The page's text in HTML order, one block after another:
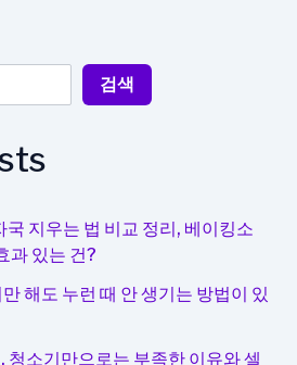
검색
국 지우는 법 비교 정리, 베이킹소
과 있는 건?
해도 누런 때 안 생기는 방법이 있
청소기만으로는 부족한 이유와 셀